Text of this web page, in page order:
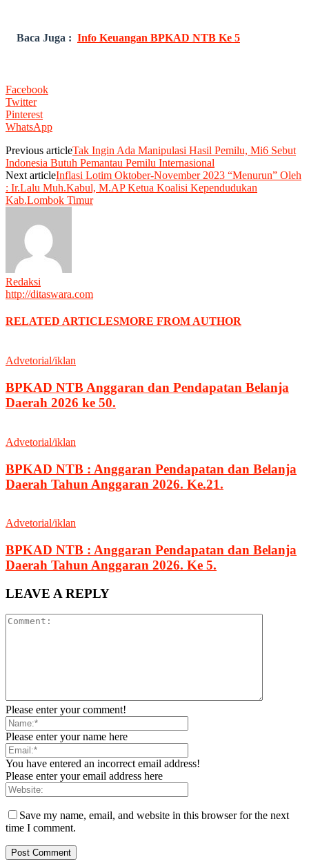
Baca Juga : Info Keuangan BPKAD NTB Ke 5
Facebook
Twitter
Pinterest
WhatsApp
Previous articleTak Ingin Ada Manipulasi Hasil Pemilu, Mi6 Sebut
Indonesia Butuh Pemantau Pemilu Internasional
Next articleInflasi Lotim Oktober-November 2023 “Menurun” Oleh
: Ir.Lalu Muh.Kabul, M.AP Ketua Koalisi Kependudukan
Kab.Lombok Timur
Redaksi
http://ditaswara.com
RELATED ARTICLESMORE FROM AUTHOR
Advetorial/iklan
BPKAD NTB Anggaran dan Pendapatan Belanja
Daerah 2026 ke 50.
Advetorial/iklan
BPKAD NTB : Anggaran Pendapatan dan Belanja
Daerah Tahun Anggaran 2026. Ke.21.
Advetorial/iklan
BPKAD NTB : Anggaran Pendapatan dan Belanja
Daerah Tahun Anggaran 2026. Ke 5.
LEAVE A REPLY
Please enter your comment!
Please enter your name here
You have entered an incorrect email address!
Please enter your email address here
Save my name, email, and website in this browser for the next
time I comment.